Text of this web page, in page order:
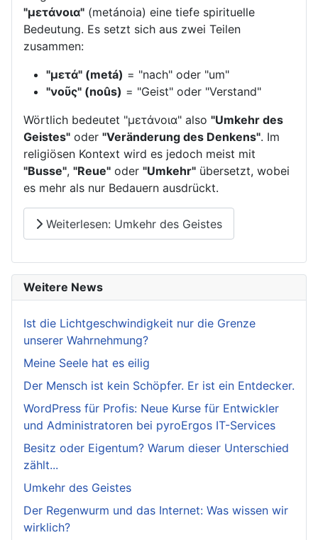
"μετάνοια" (metánoia) eine tiefe spirituelle
Bedeutung. Es setzt sich aus zwei Teilen
zusammen:
"μετά" (metá) = "nach" oder "um"
"νοῦς" (noûs) = "Geist" oder "Verstand"
Wörtlich bedeutet "μετάνοια" also "Umkehr des
Geistes" oder "Veränderung des Denkens". Im
religiösen Kontext wird es jedoch meist mit
"Busse", "Reue" oder "Umkehr" übersetzt, wobei
es mehr als nur Bedauern ausdrückt.
Weiterlesen: Umkehr des Geistes
Weitere News
Ist die Lichtgeschwindigkeit nur die Grenze
unserer Wahrnehmung?
Meine Seele hat es eilig
Der Mensch ist kein Schöpfer. Er ist ein Entdecker.
WordPress für Profis: Neue Kurse für Entwickler
und Administratoren bei pyroErgos IT-Services
Besitz oder Eigentum? Warum dieser Unterschied
zählt...
Umkehr des Geistes
Der Regenwurm und das Internet: Was wissen wir
wirklich?